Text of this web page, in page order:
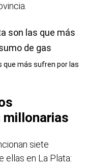
que más sufren por las
millonarias
siete
ellas en La Plata: